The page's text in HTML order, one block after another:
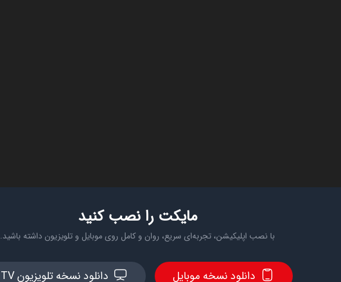
مایکت را نصب کنید
با نصب اپلیکیشن، تجربه‌ای سریع، روان و کامل روی موبایل و تلویزیون داشته باشید.
دانلود نسخه موبایل دانلود نسخه تلویزیون TV